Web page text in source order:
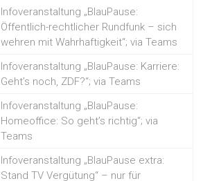
Infoveranstaltung „BlauPause:
Öffentlich-rechtlicher Rundfunk – sich
wehren mit Wahrhaftigkeit“; via Teams
Infoveranstaltung „BlauPause: Karriere:
Geht’s noch, ZDF?“; via Teams
Infoveranstaltung „BlauPause:
Homeoffice: So geht’s richtig“; via
Teams
Infoveranstaltung „BlauPause extra:
Stand TV Vergütung“ – nur für